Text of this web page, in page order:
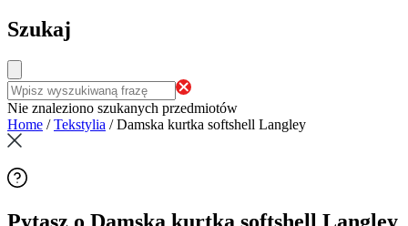
Szukaj
Nie znaleziono szukanych przedmiotów
Home /Tekstylia /Damska kurtka softshell Langley